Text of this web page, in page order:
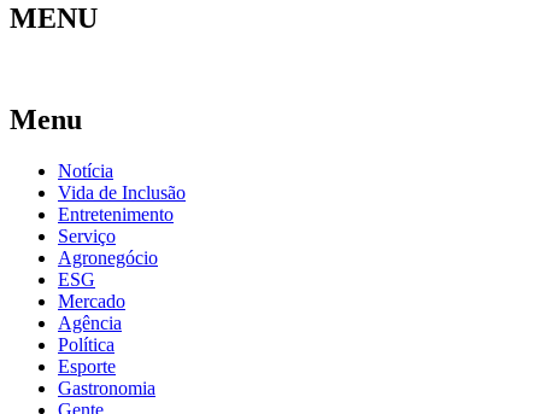
MENU
Menu
Notícia
Vida de Inclusão
Entretenimento
Serviço
Agronegócio
ESG
Mercado
Agência
Política
Esporte
Gastronomia